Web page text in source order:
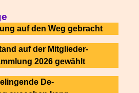
auf den Weg gebracht
auf der Mitglieder-
2026 gewählt
De-